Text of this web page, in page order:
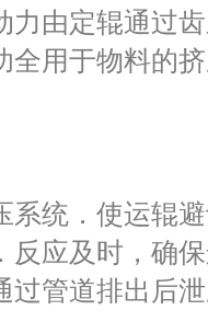
力由定辊通过
全用于物料的
系统．使运辊
反应及时，确
过管道排出后